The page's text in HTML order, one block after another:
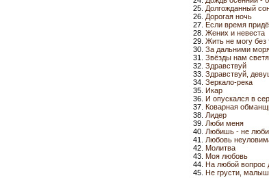
Долгожданный
Дорогая ночь
Если время
Жених и невеста
Жить не могу без
За дальними
Звёзды нам
Здравствуй
Здравствуй,
Зеркало-река
Икар
И опускался в
Коварная
Лидер
Люби меня
Любишь - не
Любовь
Молитва
Моя любовь
На любой вопрос
Не грусти,